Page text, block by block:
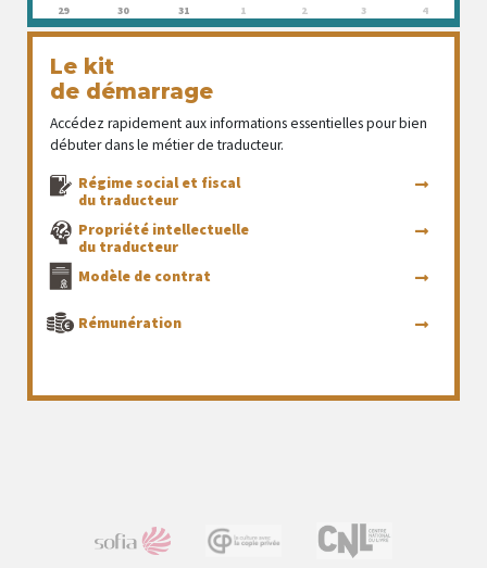
29
30 31 1 2 3 4
Le kit
de démarrage
Accédez rapidement aux informations essentielles pour bien
débuter dans le métier de traducteur.
Régime social et fiscal
du traducteur
Propriété intellectuelle
du traducteur
Modèle de contrat
Rémunération